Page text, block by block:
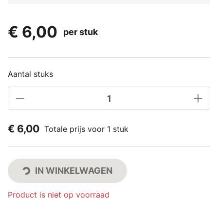
€ 6,00 per stuk
Aantal stuks
€ 6,00 Totale prijs voor 1 stuk
IN WINKELWAGEN
Product is niet op voorraad